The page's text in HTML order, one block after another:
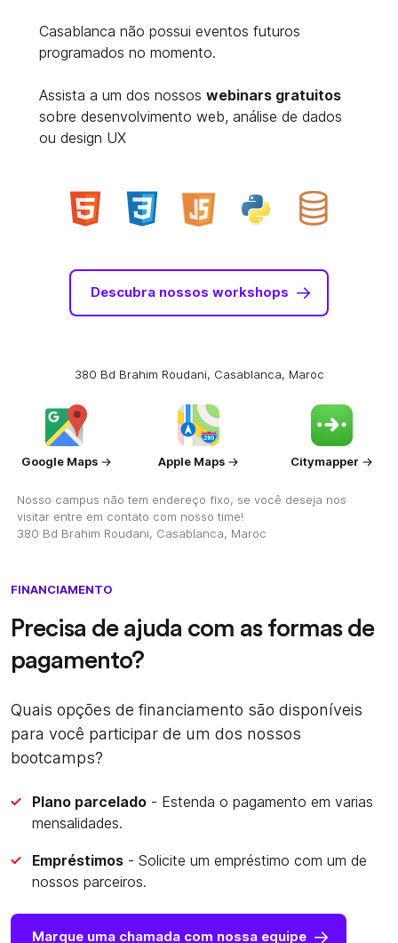
Casablanca não possui eventos futuros
programados no momento.
Assista a um dos nossos webinars gratuitos
sobre desenvolvimento web, análise de dados
ou design UX
Descubra nossos workshops
380 Bd Brahim Roudani, Casablanca, Maroc
Google Maps Apple Maps Citymapper
Nosso campus não tem endereço fixo, se você deseja nos
visitar entre em contato com nosso time!
380 Bd Brahim Roudani, Casablanca, Maroc
FINANCIAMENTO
Precisa de ajuda com as formas de
pagamento?
Quais opções de financiamento são disponíveis
para você participar de um dos nossos
bootcamps?
Plano parcelado - Estenda o pagamento em varias
mensalidades.
Empréstimos - Solicite um empréstimo com um de
nossos parceiros.
Marque uma chamada com nossa equipe